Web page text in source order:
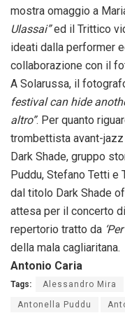
mostra omaggio a
Ulassai”ed il Trittico
ideati dalla performer
collaborazione con il
A Solarussa, il
festival can hide
altro”. Per quanto
trombettista avant-
Dark Shade, gruppo
Puddu, Stefano Tetti e
dal titolo Dark Shade
attesa per il concerto
repertorio tratto da
della mala cagliaritana.
Antonio Caria
Tags: Alessandro Mira
Antonella Puddu